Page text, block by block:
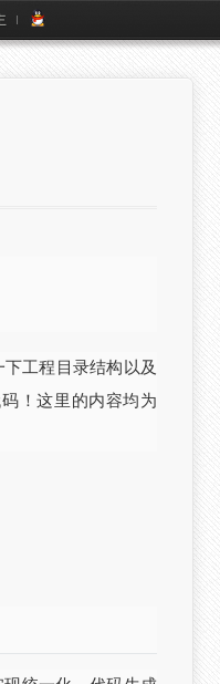
工程目录结构以及
！这里的内容均为